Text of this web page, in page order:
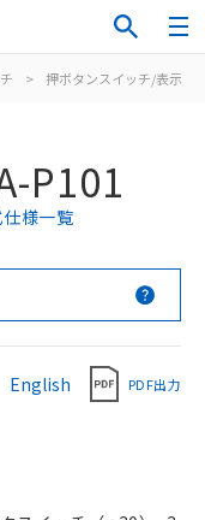
> 押ボタンスイッチ/表示灯
P101
様一覧
English PDF出力